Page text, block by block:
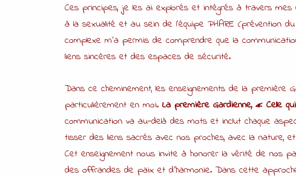
Ces principes, je les ai explorés et intégrés à travers
à la sexualité et au sein de l’équipe PHARE (prévention
complexe m’a permis de comprendre que la
liens sincères et des espaces de sécurité.
Dans ce cheminement, les enseignements de la première
particulièrement en moi. La première Gardienne, « Celle
communication va au-delà des mots et inclut chaque
tisser des liens sacrés avec nos proches, avec la nature,
Cet enseignement nous invite à honorer la vérité de nos
des offrandes de paix et d’harmonie. Dans cette